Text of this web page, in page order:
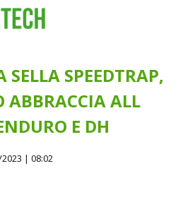
SELLA SPEEDTRAP,
ABBRACCIA ALL
E DH
| 08:02